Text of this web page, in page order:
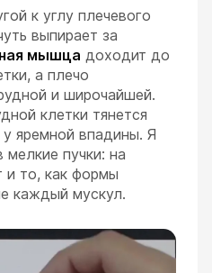
к углу плечевого
выпирает за
мышца доходит до
а плечо
и широчайшей.
клетки тянется
яремной впадины. Я
пучки: на
и то, как формы
каждый мускул.